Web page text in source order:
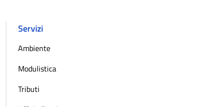
Servizi
Ambiente
Modulistica
Tributi